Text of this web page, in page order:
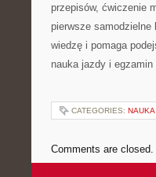
przepisów, ćwiczenie
pierwsze
wiedzę i pomaga
nauka jazdy i
CATEGORIES: NAUKA
Comments are closed.